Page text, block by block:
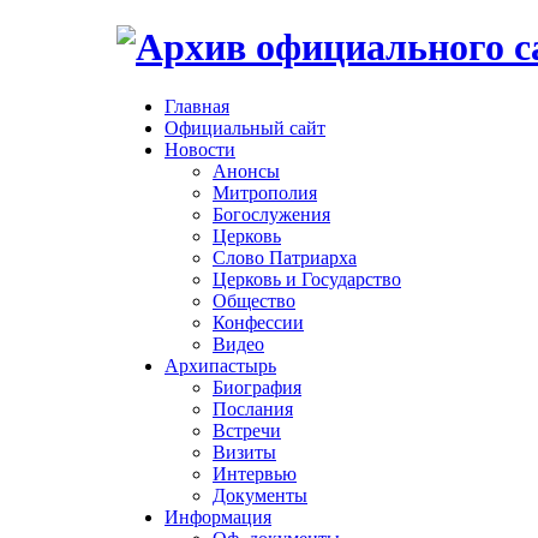
Главная
Официальный сайт
Новости
Анонсы
Митрополия
Богослужения
Церковь
Слово Патриарха
Церковь и Государство
Общество
Конфессии
Видео
Архипастырь
Биография
Послания
Встречи
Визиты
Интервью
Документы
Информация